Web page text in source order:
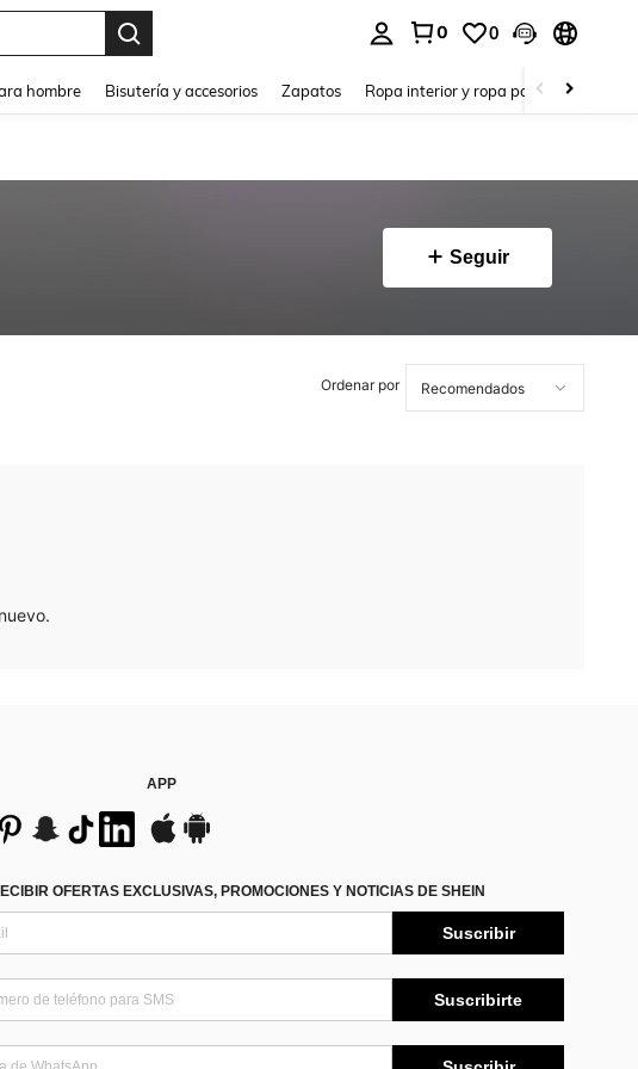
0 0
hombre Bisutería y accesorios Zapatos Ropa interior y ropa para dormir
Seguir
Ordenar por
APP
OFERTAS EXCLUSIVAS, PROMOCIONES Y NOTICIAS DE SHEIN
Suscribir
Suscribirte